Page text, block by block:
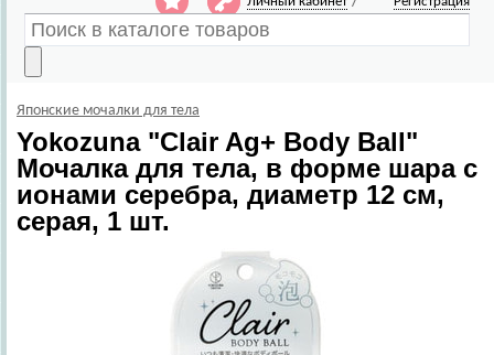
Японские мочалки для тела
Yokozuna"Clair Ag+ Body Ball"
Мочалка для тела, в форме шара с
ионами серебра, диаметр 12 см,
серая, 1 шт.